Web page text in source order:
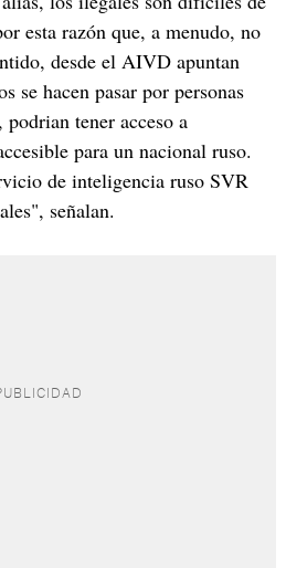
esta razón que, a menudo, no
desde el AIVD apuntan
se hacen pasar por personas
tener acceso a
para un nacional ruso.
de inteligencia ruso SVR
señalan.